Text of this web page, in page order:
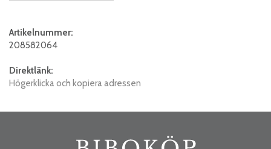
Artikelnummer:
208582064
Direktlänk:
Högerklicka och kopiera adressen